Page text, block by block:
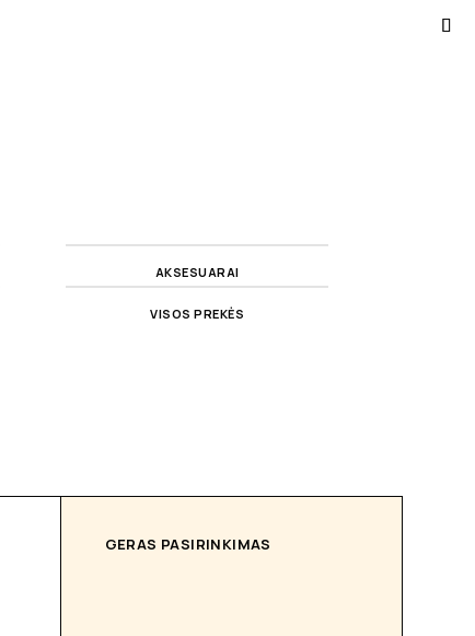
AKSESUARAI
VISOS PREKĖS
GERAS PASIRINKIMAS